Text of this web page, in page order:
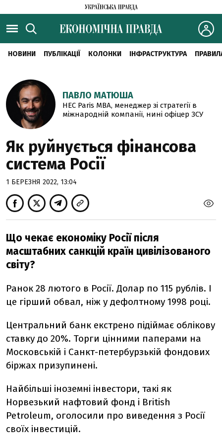
НОВИНИ ПУБЛІКАЦІЇ КОЛОНКИ ІНФРАСТРУКТУРА
ПАВЛО МАТЮША
HEC Paris MBA, менеджер зі стратегії в
міжнародній компанії, нині офіцер ЗСУ
Як руйнується фінансова
система Росії
1 БЕРЕЗНЯ 2022, 13:04
Що чекає економіку Росії після
масштабних санкцій країн цивілізованого
світу?
Ранок 28 лютого в Росії. Долар по 115 рублів. І
це гірший обвал, ніж у дефолтному 1998 році.
Центральний банк екстрено підіймає облікову
ставку до 20%. Торги цінними паперами на
Московській і Санкт-петербурзькій фондових
біржах призупинені.
Найбільші іноземні інвестори, такі як
Норвезький нафтовий фонд i British
Petroleum, оголосили про виведення з Росії
своїх інвестицій.